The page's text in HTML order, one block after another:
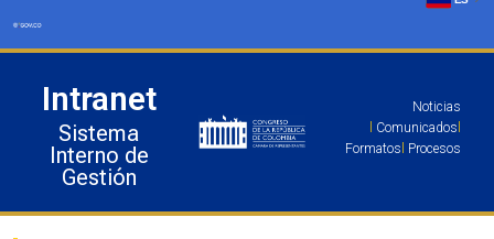
Intranet
Sistema
Interno de
Gestión
Noticias
Comunicados
Formatos Procesos